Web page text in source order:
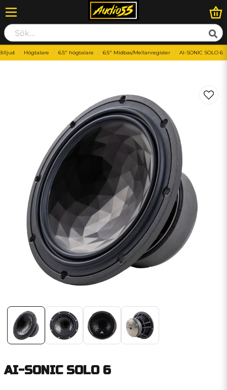
Högtalare 6.5" högtalare 6.5" Midbas/Mellanregister AI-SONIC SOLO 6
AI-SONIC SOLO 6